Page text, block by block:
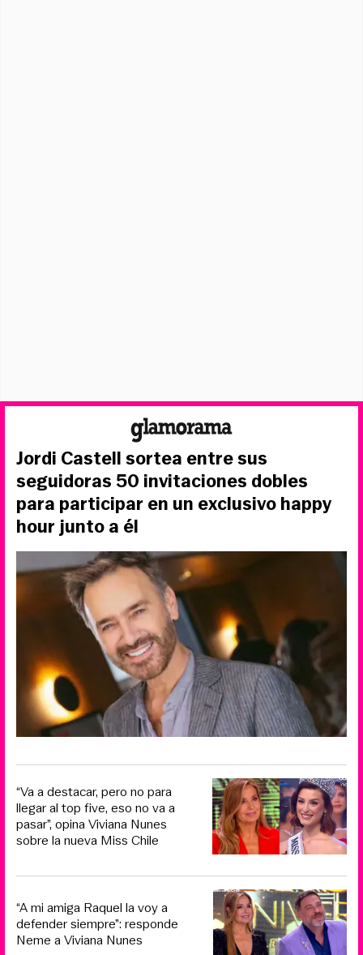
Jordi Castell sortea entre sus
seguidoras 50 invitaciones dobles
para participar en un exclusivo happy
hour junto a él
“Va a destacar, pero no para
llegar al top five, eso no va a
pasar”, opina Viviana Nunes
sobre la nueva Miss Chile
“A mi amiga Raquel la voy a
defender siempre”: responde
Neme a Viviana Nunes